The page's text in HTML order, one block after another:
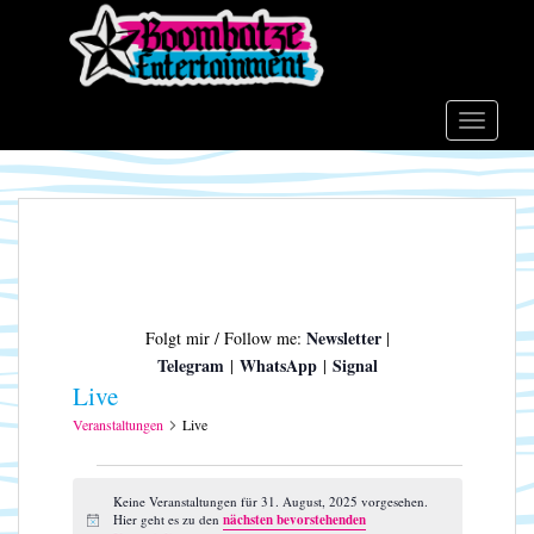
o
m
a
c
t
e
n
Folgt mir / Follow me: Newsletter|
Telegram| WhatsApp| Signal
Live
Veranstaltungen Live
für
H
Keine Veranstaltungen für 31. August, 2025 vorgesehen.
Hier geht es zu dennächsten bevorstehenden